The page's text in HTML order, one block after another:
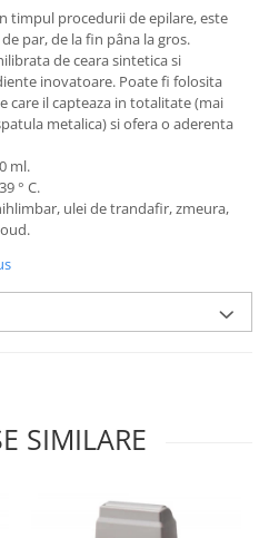
timpul procedurii de epilare, este
par, de la fin pâna la gros.
de ceara sintetica si
inovatoare. Poate fi folosita
care il capteaza in totalitate (mai
metalica) si ofera o aderenta
ml.
° C.
ulei de trandafir, zmeura,
SIMILARE